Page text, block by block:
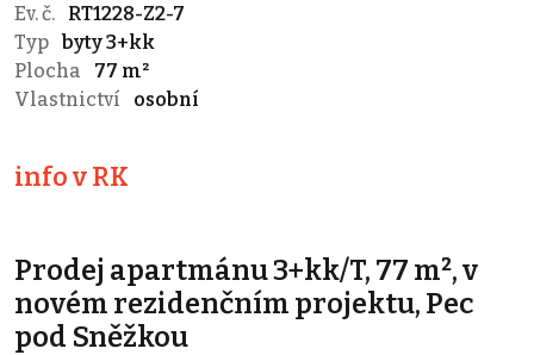
Ev. č.
RT1228-Z2-7
Typ byty 3+kk
Plocha
77 m²
Vlastnictví
osobní
info v RK
Prodej apartmánu 3+kk/T, 77 m², v
novém rezidenčním projektu, Pec
pod Sněžkou